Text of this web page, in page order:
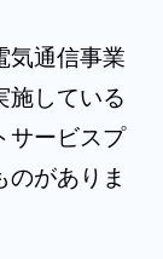
気通信事業
施している
サービスプ
のがありま